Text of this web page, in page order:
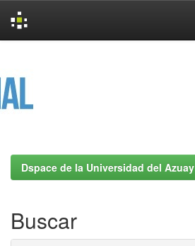
Dspace de la Universidad del Azuay
Buscar